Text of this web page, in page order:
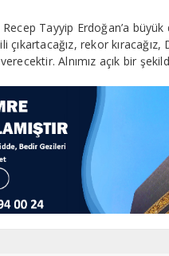
Tayyip Erdoğan’a
çıkartacağız, rekor
Alnımız açık bir